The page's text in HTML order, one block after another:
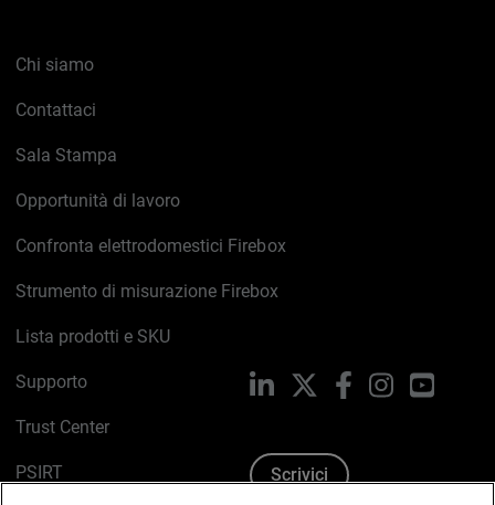
Chi siamo
Contattaci
Sala Stampa
Opportunità di lavoro
Confronta elettrodomestici Firebox
Strumento di misurazione Firebox
Lista prodotti e SKU
Supporto
Trust Center
PSIRT
LinkedIn FacebookInstagram
Scrivici